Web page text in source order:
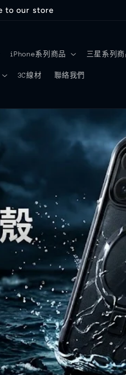
to our store
iPhone系列商品 三星系列
3C線材 聯絡我們